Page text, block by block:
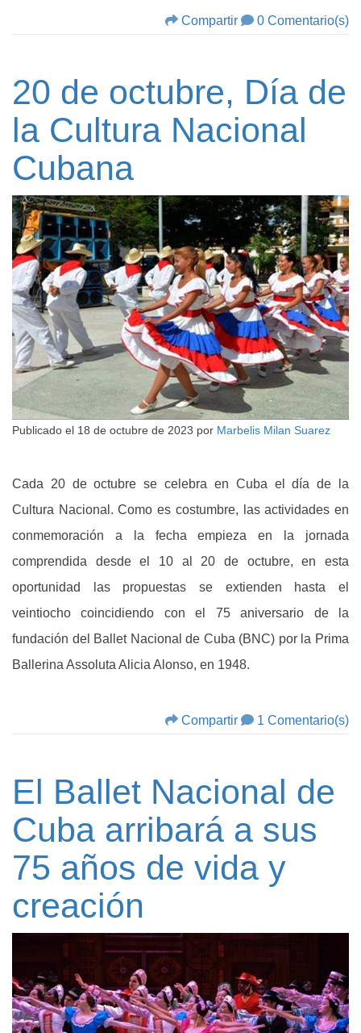
Compartir 0 Comentario(s)
20 de octubre, Día de
la Cultura Nacional
Cubana
Publicado el 18 de octubre de 2023 por Marbelis Milan Suarez
Cada 20 de octubre se celebra en Cuba el día de la
Cultura Nacional. Como es costumbre, las actividades en
conmemoración a la fecha empieza en la jornada
comprendida desde el 10 al 20 de octubre, en esta
oportunidad las propuestas se extienden hasta el
veintiocho coincidiendo con el 75 aniversario de la
fundación del Ballet Nacional de Cuba (BNC) por la Prima
Ballerina Assoluta Alicia Alonso, en 1948.
Compartir 1 Comentario(s)
El Ballet Nacional de
Cuba arribará a sus
75 años de vida y
creación